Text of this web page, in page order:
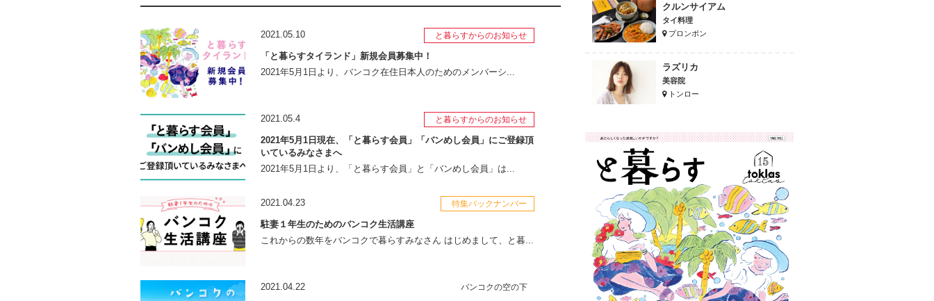
2021.05.10 と暮らすからのお知らせ
「と暮らすタイランド」新規会員募集中！
2021年5月1日より、バンコク在住日本人のためのメンバーシ...
2021.05.4 と暮らすからのお知らせ
2021年5月1日現在、「と暮らす会員」「バンめし会員」にご登録頂
いているみなさまへ
2021年5月1日より、「と暮らす会員」と「バンめし会員」は...
2021.04.23 特集バックナンバー
駐妻１年生のためのバンコク生活講座
これからの数年をバンコクで暮らすみなさん はじめまして、と暮...
2021.04.22 バンコクの空の下
クルンサイアム
タイ料理
プロンポン
ラズリカ
美容院
トンロー